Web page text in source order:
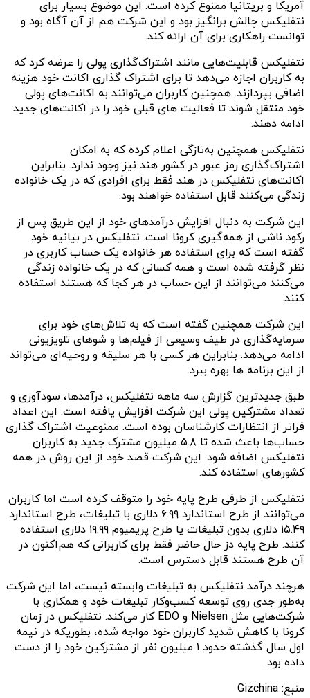
آمریکا و بریتانیا ممنوع کرده است. این موضوع بسیار برای
نتفلیکس چالش برانگیز بود و این شرکت هم از آن آگاه بود و
توانست راهکاری برای آن ارائه کند.
نتفلیکس قابلیت‌هایی مانند اشتراک‌گذاری پولی را عرضه کرد که
به کاربران اجازه می‌دهد تا برای اشتراک گذاری اکانت خود هزینه
اضافی بپردازند. همچنین کاربران می‌توانند به اکانت‌های پولی
خود منتقل شوند تا فعالیت های قبلی خود را در اکانت‌های جدید
ادامه دهند.
نتفلیکس همچنین به‌تازگی اعلام کرده که به امکان
اشتراک‌گذاری رمز عبور در کشور هند نیز وجود ندارد. بنابراین
اکانت‌های نتفلیکس در هند فقط برای افرادی که در یک خانواده
زندگی می‌کنند قابل استفاده خواهند بود.
این شرکت به دنبال افزایش درآمدهای خود از این طریق پس از
رکود ناشی از همه‌گیری کرونا است. نتفلیکس در بیانیه‌ خود
گفته است که برای استفاده هر خانواده یک حساب کاربری در
نظر گرفته شده است و همه کسانی که در یک خانواده زندگی
می‌کنند می‌توانند از این حساب در هر کجا که هستند استفاده
کنند.
این شرکت همچنین گفته است که به تلاش‌های خود برای
سرمایه‌گذاری در طیف وسیعی از فیلم‌ها و شوهای تلویزیونی
ادامه می‌دهد. بنابراین هر کسی با هر سلیقه و روحیه‌ای می‌تواند
از این برنامه ها بهره ببرد.
طبق جدیدترین گزارش سه ماهه نتفلیکس، درآمدها، سودآوری و
تعداد مشترکین پولی این شرکت افزایش یافته است. این اعداد
فراتر از انتظارات کارشناسان بوده است. ممنوعیت اشتراک‌ گذاری
حساب‌ها باعث شده تا ۵.۸ میلیون مشترک جدید به کاربران
نتفلیکس اضافه شود. این شرکت قصد خود از این روش در همه
کشورهای استفاده کند.
نتفلیکس از طرفی طرح پایه خود را متوقف کرده است اما کاربران
می‌توانند از طرح استاندارد ۶.۹۹ دلاری با تبلیغات، طرح استاندارد
۱۵.۴۹ دلاری بدون تبلیغات یا طرح پریمیوم ۱۹.۹۹ دلاری استفاده
کنند. طرح پایه دز حال حاضر فقط برای کاربرانی که هم‌اکنون در
آن طرح هستند قابل دسترس است.
هرچند درآمد نتفلیکس به تبلیغات وابسته نیست، اما این شرکت
به‌طور جدی روی توسعه کسب‌وکار تبلیغات خود و همکاری با
شرکت‌هایی مثل Nielsen و EDO کار می‌کند. نتفلیکس در زمان
کرونا با کاهش شدید کاربران خود مواجه شده، بطوریکه در نیمه
اول سال گذشته حدود ۱ میلیون نفر از مشترکین خود را از دست
داده بود.
منبع: Gizchina